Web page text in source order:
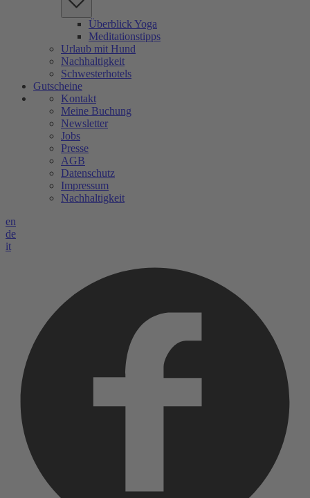
Überblick Yoga
Meditationstipps
Urlaub mit Hund
Nachhaltigkeit
Schwesterhotels
Gutscheine
Kontakt
Meine Buchung
Newsletter
Jobs
Presse
AGB
Datenschutz
Impressum
Nachhaltigkeit
en
de
it